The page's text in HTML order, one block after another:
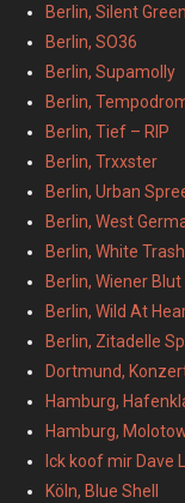
Berlin, Silent
Berlin, SO36
Berlin, Supamolly
Berlin,
Berlin, Tief – RIP
Berlin, Trxxster
Berlin, Urban
Berlin, West
Berlin, White
Berlin, Wiener Blut
Berlin, Wild At
Berlin, Zitadelle
Dortmund,
Hamburg,
Hamburg,
Ick koof mir Dave
Köln, Blue Shell